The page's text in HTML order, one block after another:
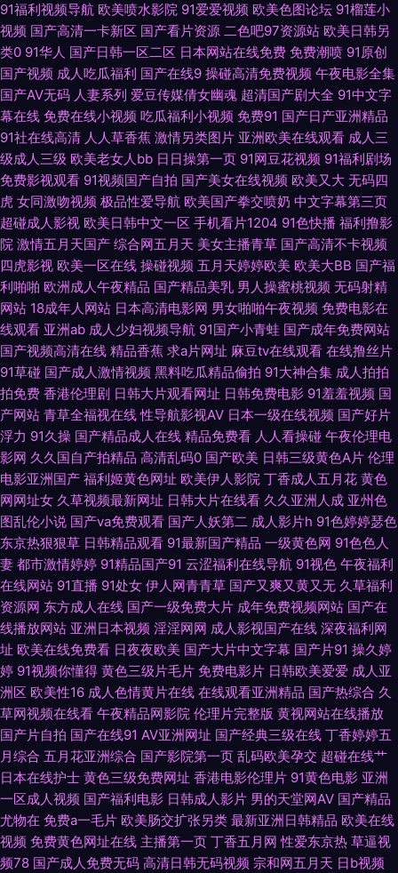
狠草2026 欧美福利视频 日韩快播区 亚洲tv色 97超碰碰碰 肏屄超碰夜夜撸
韩国青草福利视频 欧美A√ 日本黄页视频 婷婷色情网 91精品观看视频 av不
卡电影 超碰在线免费人妻 国产91在线播放 国家专区一二三 欧美成人福利社
深夜释放在线播放 91变态网站 ABav手机在线 操逼资源网 含羞草免费91 九
一大香蕉 免费看91 欧美夜夜操 狠狠狠日 午夜激流水 91第一福利视频 97国
产婷婷 大香蕉888 国产区高清在线 玖玖福利社 青青草草视频 三级伦理av 久
艹视屏 91视频中文字幕 成人深夜福利 黄网址在线看 欧美专区一 偷拍白拍青
青草 尤物导航福利 91视频自 AV天堂淫网 成人音影 91n首页 欧美TV一二三
婷婷五月天堂 91直接看 成人午夜性爱 韩国美女屄视频 老湿无码 欧美在线免
费观看 五月花AV电影网 中文字幕六区 久久综合15P 亚洲女人天堂在线 97电
影院色 东京热av片 激情av入口 欧美爽爽 日韩在线视频网站 伊人青青 91人
人草 av午夜狸狸 东京热大乱叫 免费看的三级毛片 三级网站在线 亚洲社区五
月天 日本美女AA 俺去也官网最新 国产第一二页 免费熟女av 天天肏天天肏
97欧美国产自产 国产成人精 久久精品久久波多 熟女后入 91传媒入口 av在
线色色 浮力麻豆影院 激情综合淫 女同网站黄 色中色综合色图 91视频精选 成
人AV蜜臀影院 韩国论理 欧美国产开 亚洲喷水 91视频一区蜜桃 超碰人人在线
观看 国产精品啪啪啪 久久国产网址 日韩伊人色 91成人视频18 爱豆传媒映画
91嫂子在线 老湿机福利看片 日韩乱轮网站 亚洲探花 欧美性爱www 91午夜
福利影院 豆花AV在视 亚洲激情另类 福利嫩草在线导航 精品十三区 巨乳福利
91福利视频导航 欧美喷水影院 91爱爱视频 欧美色图论坛 91榴莲小
视频 国产高清一卡新区 国产看片资源 二色吧97资源站 欧美日韩另
类0 91华人 国产日韩一区二区 日本网站在线免费 免费潮喷 91原创
国产视频 成人吃瓜福利 国产在线9 操碰高清免费视频 午夜电影全集
国产AV无码 人妻系列 爱豆传媒倩女幽魂 超清国产剧大全 91中文字
幕在线 免费在线小视频 吃瓜福利小视频 免费91 国产日产亚洲精品
91社在线高清 人人草香蕉 激情另类图片 亚洲欧美在线观看 成人三
级成人三级 欧美老女人bb 日日操第一页 91网豆花视频 91福利剧场
免费影视观看 91视频国产自拍 国产美女在线视频 欧美又大 无码四
虎 女同激吻视频 极品性爱导航 欧美国产拳交喷奶 中文字幕第三页
超碰成人影视 欧美日韩中文一区 手机看片1204 91色快播 福利撸影
院 激情五月天国产 综合网五月天 美女主播青草 国产高清不卡视频
四虎影视 欧美一区在线 操碰视频 五月天婷婷欧美 欧美大BB 国产福
利啪啪 欧洲成人午夜精品 国产精品美乳 男人操蜜桃视频 无码射精
网站 18成年人网站 日本高清电影网 男女啪啪午夜视频 免费电影在
线观看 亚洲ab 成人少妇视频导航 91国产小青蛙 国产成年免费网站
国产视频高清在线 精品香蕉 求a片网址 麻豆tv在线观看 在线撸丝片
91草碰 国产成人激情视频 黑料吃瓜精品偷拍 91大神合集 成人拍拍
拍免费 香港伦理剧 日韩大片观看网址 日韩免费电影 91羞羞视频 国
产网站 青草全福视在线 性导航影视AV 日本一级在线视频 国产好片
浮力 91久操 国产精品成人在线 精品免费看 人人看操碰 午夜伦理电
影网 久久国自产拍精品 高清乱码0 国产欧美 日韩三级黄色A片 伦理
电影亚洲国产 福利姬黄色网址 欧美伊人影院 丁香成人五月花 黄色
网网址女 久草视频最新网址 日韩大片在线看 久久亚洲人成 亚州色
图乱伦小说 国产va免费观看 国产人妖第二 成人影片h 91色婷婷瑟色
东京热狠狠草 日韩精品观看 91最新国产精品 一级黄色网 91色色人
妻 都市激情婷婷 91精品国产91 云涩福利在线导航 91视色 午夜福利
在线网站 91直播 91处女 伊人网青青草 国产又爽又黄又无 久草福利
资源网 东方成人在线 国产一级免费大片 成年免费视频网站 国产在
线播放网站 亚洲日本视频 淫淫网网 成人影视国产在线 深夜福利网
址 欧美在线免费看 日夜夜欧美 国产大片中文字幕 国产片91 操久婷
婷 91视频你懂得 黄色三级片毛片 免费电影片 日韩欧美爱爱 成人亚
洲区 欧美性16 成人色情黄片在线 在线观看亚洲精品 国产热综合 久
草网视频在线看 午夜精品网影院 伦理片完整版 黄视网站在线播放
国产片自拍 国产在线91 AV亚洲网址 国产经典三级在线 丁香婷婷五
月综合 五月花亚洲综合 国产影院第一页 乱码欧美孕交 超碰在线艹
日本在线护士 黄色三级免费网址 香港电影伦理片 91黄色电影 亚洲
一区成人视频 国产福利电影 日韩成人影片 男的天堂网AV 国产精品
尤物在 免费a一毛片 欧美肠交扩张另类 最新亚洲日韩精品 欧美在线
视频 免费黄色网址在线 主播第一页 丁香五月网 性爱东京热 草逼视
频78 国产成人免费无码 高清日韩无码视频 宗和网五月天 日b视频